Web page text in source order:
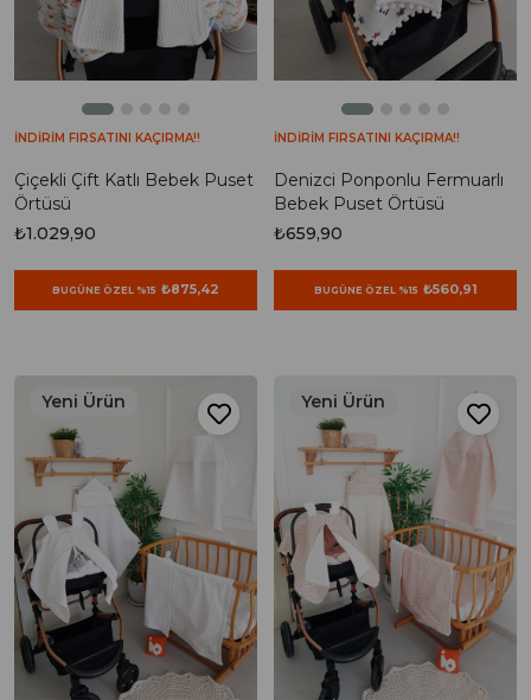
Çiçekli Çift Katlı Bebek Puset
Örtüsü
₺1.029,90
BUGÜNE ÖZEL %15 ₺875,42
İNDİRİM FIRSATINI KAÇIRMA!!
Denizci Ponponlu Fermuarlı
Bebek Puset Örtüsü
₺659,90
BUGÜNE ÖZEL %15 ₺560,91
İNDİRİM FIRSATINI KAÇIRMA!!
Yeni Ürün Yeni Ürün